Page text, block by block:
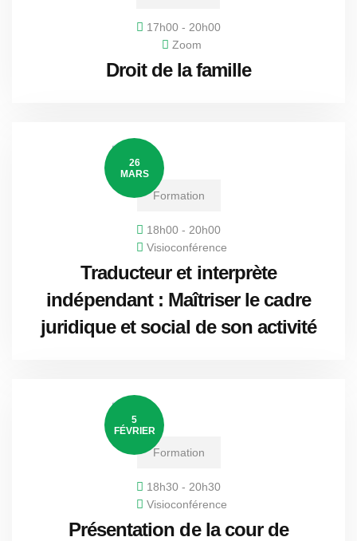
17h00 - 20h00
Zoom
Droit de la famille
26
MARS
Formation
18h00 - 20h00
Visioconférence
Traducteur et interprète
indépendant : Maîtriser le cadre
juridique et social de son activité
5
FÉVRIER
Formation
18h30 - 20h30
Visioconférence
Présentation de la cour de